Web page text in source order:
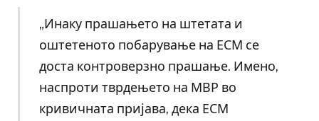
„Инаку прашањето на штетата и
оштетеното побарување на ЕСМ се
доста контроверзно прашање. Имено,
наспроти тврдењето на МВР во
кривичната пријава, дека ЕСМ